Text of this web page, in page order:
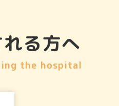
る方へ
the hospital